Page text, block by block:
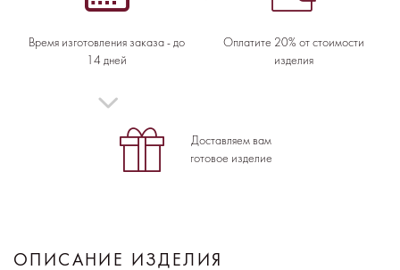
Оплатите 20% от стоимости
изделия
Время изготовления заказа - до
14 дней
Доставляем вам
готовое изделие
ОПИСАНИЕ ИЗДЕЛИЯ